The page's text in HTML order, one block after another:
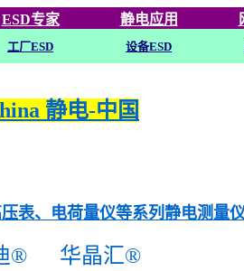
ESD专家 静电应用
工厂ESD 设备ESD
静电-中国
表、电荷量仪等系列静电测量
®
华晶汇®